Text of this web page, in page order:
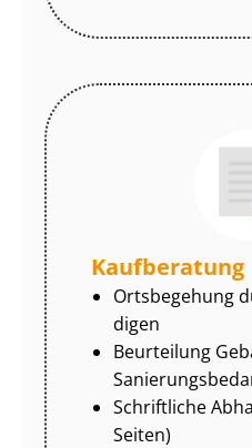
Kaufberatung
Ortsbegehung
di­gen
Beurteilung
Schriftliche
Seiten)